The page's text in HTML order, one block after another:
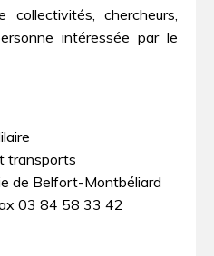
collectivités, chercheurs,
intéressée par le
transports
de Belfort-Montbéliard
03 84 58 33 42